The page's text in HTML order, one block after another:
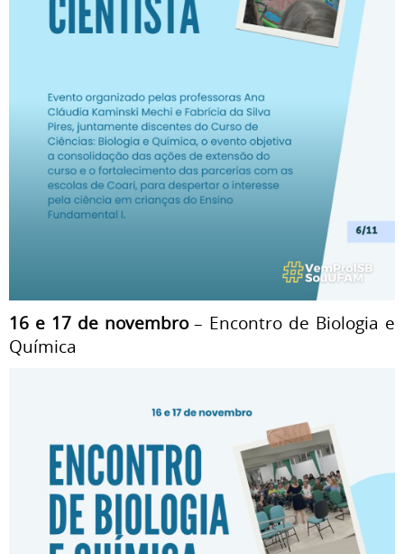
16 e 17 de novembro– Encontro de Biologia e
Química